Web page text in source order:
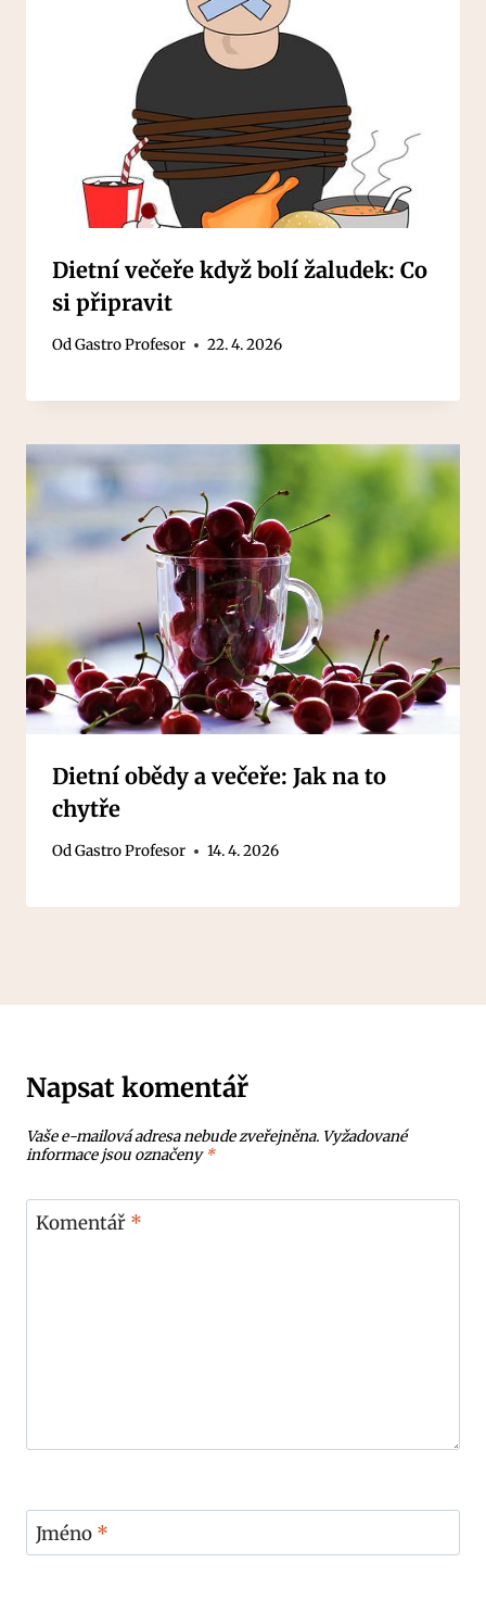
Dietní večeře když bolí žaludek: Co
si připravit
OdGastro Profesor 22. 4. 2026
Dietní obědy a večeře: Jak na to
chytře
OdGastro Profesor 14. 4. 2026
Napsat komentář
Vaše e-mailová adresa nebude zveřejněna. Vyžadované
informace jsou označeny*
Komentář *
Jméno *